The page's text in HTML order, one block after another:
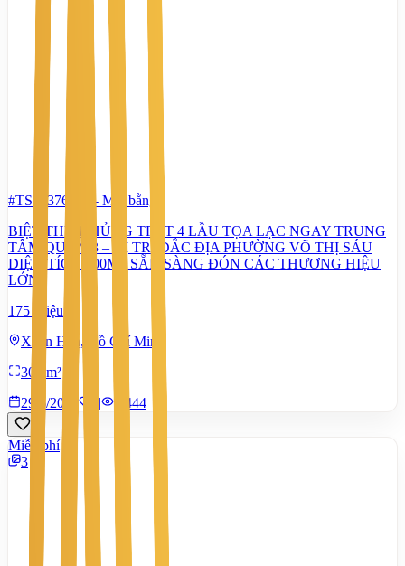
#TS63376080 - Mặt bằng
BIỆT THỰ KHỦNG TRỆT 4 LẦU TỌA LẠC NGAY TRUNG
TÂM QUẬN 3 – VỊ TRÍ ĐẮC ĐỊA PHƯỜNG VÕ THỊ SÁU
DIỆN TÍCH 300M2 SẴN SÀNG ĐÓN CÁC THƯƠNG HIỆU
LỚN
175 Triệu
Xuân Hòa, Hồ Chí Minh
300 m²
29/6/2026
| 1.444
Miễn phí
3